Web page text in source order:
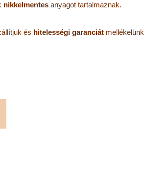
nikkelmentesanyagot tartalmaznak.
és hitelességi garanciátmellékelünk